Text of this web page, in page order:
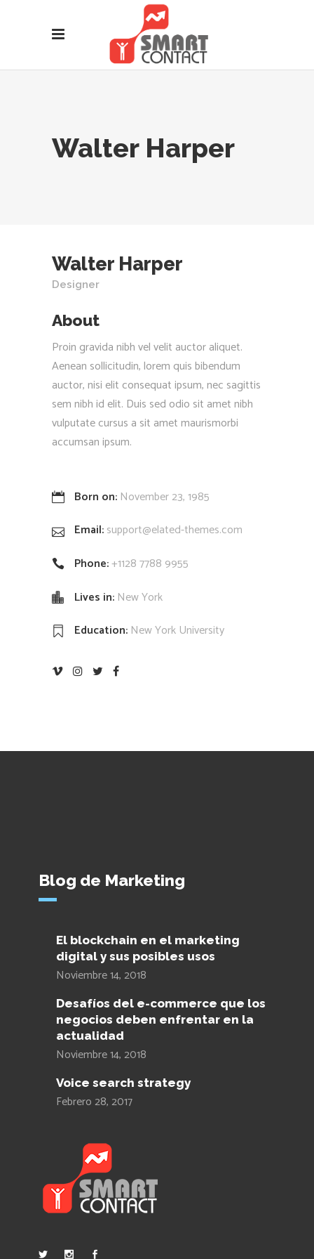
Walter Harper
Walter Harper
Designer
About
Proin gravida nibh vel velit auctor aliquet.
Aenean sollicitudin, lorem quis bibendum
auctor, nisi elit consequat ipsum, nec sagittis
sem nibh id elit. Duis sed odio sit amet nibh
vulputate cursus a sit amet maurismorbi
accumsan ipsum.
Born on: November 23, 1985
Email:support@elated-themes.com
Phone:+1128 7788 9955
Lives in: New York
Education: New York University
Blog de Marketing
El blockchain en el marketing
digital y sus posibles usos
Noviembre 14, 2018
Desafíos del e-commerce que los
negocios deben enfrentar en la
actualidad
Noviembre 14, 2018
Voice search strategy
Febrero 28, 2017